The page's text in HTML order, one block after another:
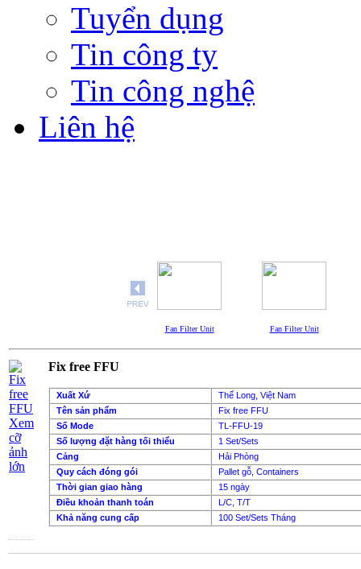
Tuyển dụng
Tin công ty
Tin công nghệ
Liên hệ
Fan Filter Unit Fan Filter Unit
Xem
cỡ
ảnh
lớn
Fix free FFU
Xuất Xứ
Thế Long, Việt Nam
Tên sản phẩm
Fix free FFU
Số Mode
TL-FFU-19
Số lượng đặt hàng tối thiểu
1 Set/Sets
Cảng
Hải Phòng
Quy cách đóng gói
Pallet gỗ, Containers
Thời gian giao hàng
15 ngày
Điều khoản thanh toán
L/C, T/T
Khả năng cung cấp
100 Set/Sets Tháng